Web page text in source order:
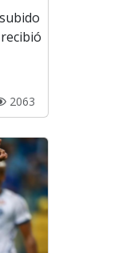
2063